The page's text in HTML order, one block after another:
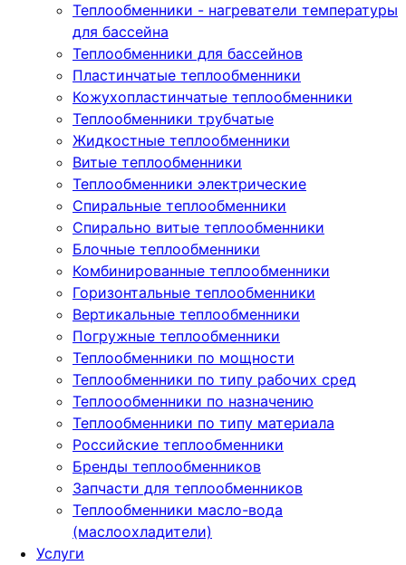
Теплообменники - нагреватели температуры
для бассейна
Теплообменники для бассейнов
Пластинчатые теплообменники
Кожухопластинчатые теплообменники
Теплообменники трубчатые
Жидкостные теплообменники
Витые теплообменники
Теплообменники электрические
Спиральные теплообменники
Спирально витые теплообменники
Блочные теплообменники
Комбинированные теплообменники
Горизонтальные теплообменники
Вертикальные теплообменники
Погружные теплообменники
Теплообменники по мощности
Теплообменники по типу рабочих сред
Теплоообменники по назначению
Теплообменники по типу материала
Российские теплообменники
Бренды теплообменников
Запчасти для теплообменников
Теплообменники масло-вода
(маслоохладители)
Услуги